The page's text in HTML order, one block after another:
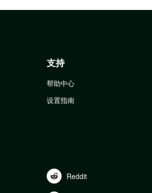
支持
帮助中心
设置指南
Reddit